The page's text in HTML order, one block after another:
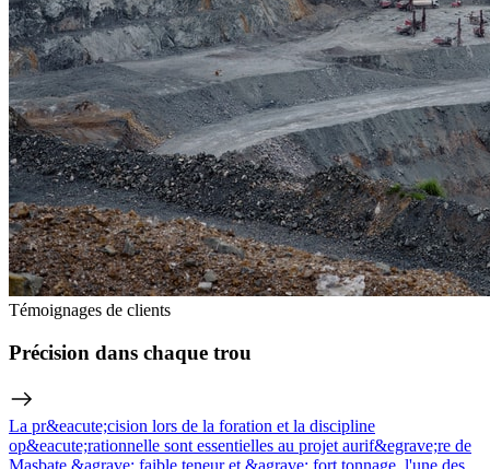
Témoignages de clients
Précision dans chaque trou
La pr&eacute;cision lors de la foration et la discipline
op&eacute;rationnelle sont essentielles au projet aurif&egrave;re de
Masbate &agrave; faible teneur et &agrave; fort tonnage, l'une des